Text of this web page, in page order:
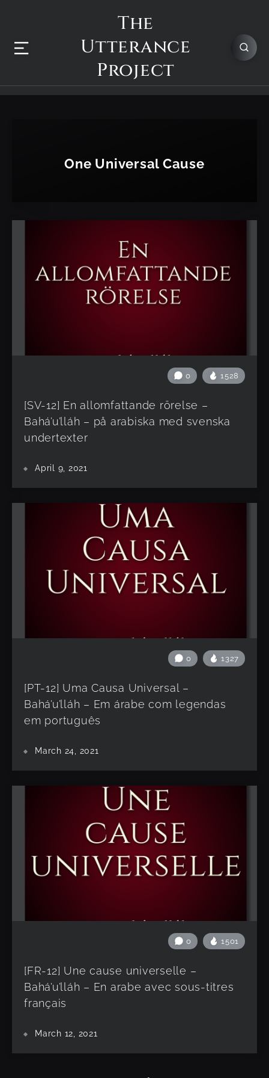
The
Utterance
Project
One Universal Cause
0 1528
[SV-12] En allomfattande rörelse –
Bahá’u’lláh – på arabiska med svenska
undertexter
April 9, 2021
0 1327
[PT-12] Uma Causa Universal –
Bahá’u’lláh – Em árabe com legendas
em português
March 24, 2021
0 1501
[FR-12] Une cause universelle –
Bahá’u’lláh – En arabe avec sous-titres
français
March 12, 2021